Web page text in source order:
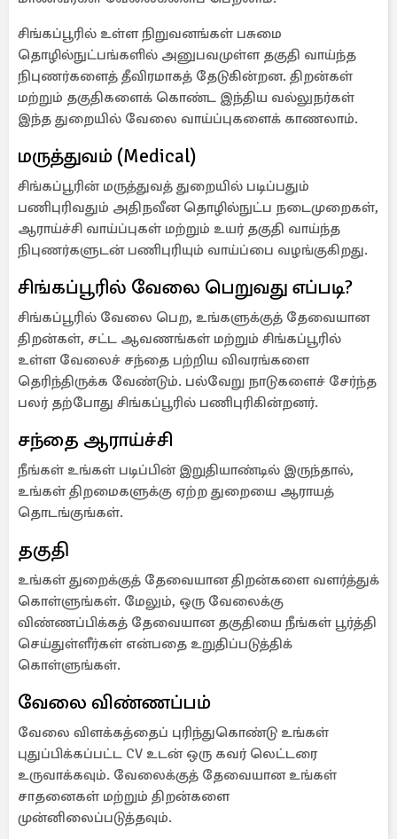
சிங்கப்பூரில் உள்ள நிறுவனங்கள் பசுமை
தொழில்நுட்பங்களில் அனுபவமுள்ள தகுதி வாய்ந்த
நிபுணர்களைத் தீவிரமாகத் தேடுகின்றன. திறன்கள்
மற்றும் தகுதிகளைக் கொண்ட இந்திய வல்லுநர்கள்
இந்த துறையில் வேலை வாய்ப்புகளைக் காணலாம்.
மருத்துவம் (Medical)
சிங்கப்பூரின் மருத்துவத் துறையில் படிப்பதும்
பணிபுரிவதும் அதிநவீன தொழில்நுட்ப நடைமுறைகள்,
ஆராய்ச்சி வாய்ப்புகள் மற்றும் உயர் தகுதி வாய்ந்த
நிபுணர்களுடன் பணிபுரியும் வாய்ப்பை வழங்குகிறது.
சிங்கப்பூரில் வேலை பெறுவது எப்படி?
சிங்கப்பூரில் வேலை பெற, உங்களுக்குத் தேவையான
திறன்கள், சட்ட ஆவணங்கள் மற்றும் சிங்கப்பூரில்
உள்ள வேலைச் சந்தை பற்றிய விவரங்களை
தெரிந்திருக்க வேண்டும். பல்வேறு நாடுகளைச் சேர்ந்த
பலர் தற்போது சிங்கப்பூரில் பணிபுரிகின்றனர்.
சந்தை ஆராய்ச்சி
நீங்கள் உங்கள் படிப்பின் இறுதியாண்டில் இருந்தால்,
உங்கள் திறமைகளுக்கு ஏற்ற துறையை ஆராயத்
தொடங்குங்கள்.
தகுதி
உங்கள் துறைக்குத் தேவையான திறன்களை வளர்த்துக்
கொள்ளுங்கள். மேலும், ஒரு வேலைக்கு
விண்ணப்பிக்கத் தேவையான தகுதியை நீங்கள் பூர்த்தி
செய்துள்ளீர்கள் என்பதை உறுதிப்படுத்திக்
கொள்ளுங்கள்.
வேலை விண்ணப்பம்
வேலை விளக்கத்தைப் புரிந்துகொண்டு உங்கள்
புதுப்பிக்கப்பட்ட CV உடன் ஒரு கவர் லெட்டரை
உருவாக்கவும். வேலைக்குத் தேவையான உங்கள்
சாதனைகள் மற்றும் திறன்களை
முன்னிலைப்படுத்தவும்.